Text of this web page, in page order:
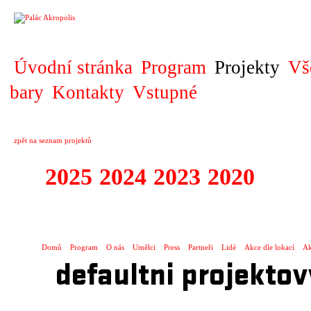
Úvodní stránka Program Projekty
bary Kontakty Vstupné
zpět na seznam projektů
2025 2024 2023 2020
Domů Program O nás Umělci Press Partneři Lidé Akce dle lokací
defaultni